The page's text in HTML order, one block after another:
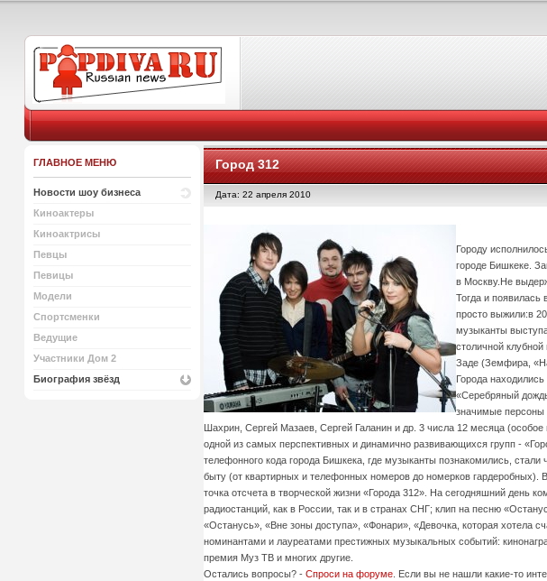
ГЛАВНОЕ МЕНЮ
Новости шоу бизнеса
Киноактеры
Киноактрисы
Певцы
Певицы
Модели
Спортсменки
Ведущие
Участники Дом 2
Биография звёзд
Город 312
Дата: 22 апреля 2010
Городу
городе Бишкеке.
в Москву.Не
Тогда и появилась
просто выжили:в
музыканты
столичной
Заде (Земфира,
Города
«Серебряный
значимые персоны
Шахрин, Сергей Мазаев, Сергей Галанин и др. 3 числа 12 месяца
одной из самых перспективных и динамично развивающихся групп -
телефонного кода города Бишкека, где музыканты познакомились,
быту (от квартирных и телефонных номеров до номерков гардеробных).
точка отсчета в творческой жизни «Города 312». На сегодняшний день
радиостанций, как в России, так и в странах СНГ; клип на песню
«Останусь», «Вне зоны доступа», «Фонари», «Девочка, которая хотела
номинантами и лауреатами престижных музыкальных событий:
премия Муз ТВ и многих другие.
Остались вопросы? - Спроси на форуме. Если вы не нашли какие-то